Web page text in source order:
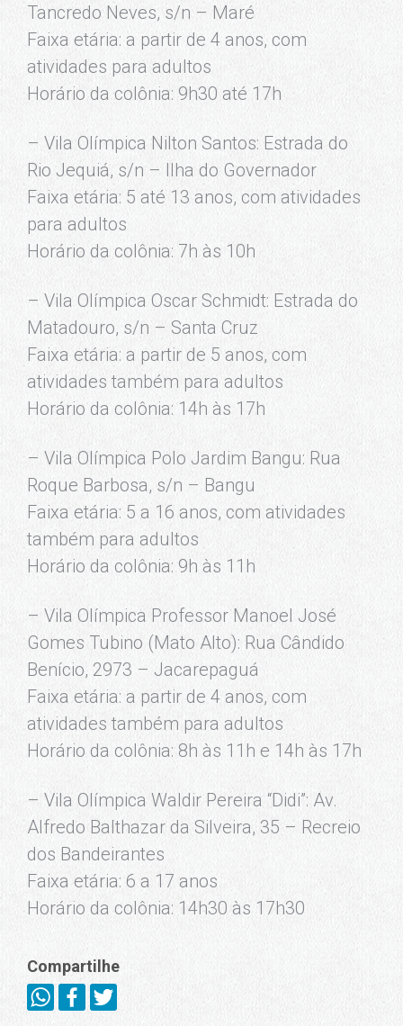
Tancredo Neves, s/n – Maré
Faixa etária: a partir de 4 anos, com
atividades para adultos
Horário da colônia: 9h30 até 17h
– Vila Olímpica Nilton Santos: Estrada do
Rio Jequiá, s/n – Ilha do Governador
Faixa etária: 5 até 13 anos, com atividades
para adultos
Horário da colônia: 7h às 10h
– Vila Olímpica Oscar Schmidt: Estrada do
Matadouro, s/n – Santa Cruz
Faixa etária: a partir de 5 anos, com
atividades também para adultos
Horário da colônia: 14h às 17h
– Vila Olímpica Polo Jardim Bangu: Rua
Roque Barbosa, s/n – Bangu
Faixa etária: 5 a 16 anos, com atividades
também para adultos
Horário da colônia: 9h às 11h
– Vila Olímpica Professor Manoel José
Gomes Tubino (Mato Alto): Rua Cândido
Benício, 2973 – Jacarepaguá
Faixa etária: a partir de 4 anos, com
atividades também para adultos
Horário da colônia: 8h às 11h e 14h às 17h
– Vila Olímpica Waldir Pereira “Didi”: Av.
Alfredo Balthazar da Silveira, 35 – Recreio
dos Bandeirantes
Faixa etária: 6 a 17 anos
Horário da colônia: 14h30 às 17h30
Compartilhe